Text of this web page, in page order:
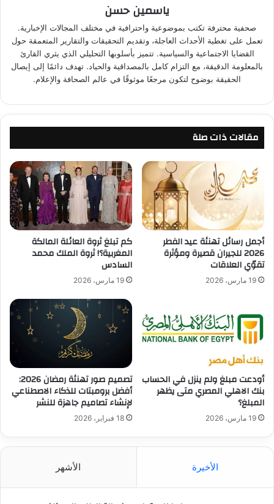
ياسمين حسن
صحفية محترفة تكتب بموضوعية واحترافية في مختلف المجالات الإخبارية.
تعمل على تغطية الأحداث العاجلة، وتقديم التحقيقات والتقارير المتعمقة حول
القضايا الاجتماعية والسياسية. تتميز بأسلوبها التحليلي الذي يثري القارئ
بالمعلومة الدقيقة، مع التزام كامل بالمصداقية والحياد. تهدف دائمًا إلى إيصال
الحقيقة بوضوح لتكون مرجعًا موثوقًا في عالم الصحافة والإعلام.
مقالات ذات صلة
أجمل رسائل تهنئة عيد الفطر
2026 للجيران قصيرة ومؤثرة
تقوّي العلاقات
19 مارس، 2026
كم تبلغ ثروة العائلة المالكة
المغربية؟! ثروة الملك محمد
السادس
19 مارس، 2026
أودعت مبلغ ولم ينزل في الحساب
بنك الاهلي المصري متى يظهر
المبلغ؟
19 مارس، 2026
تصميم صور تهنئة رمضان 2026:
أفضل برومبتات للذكاء الاصطناعي
لإنشاء تصاميم جاهزة للنشر
18 فبراير، 2026
الأخيرة الأشهر